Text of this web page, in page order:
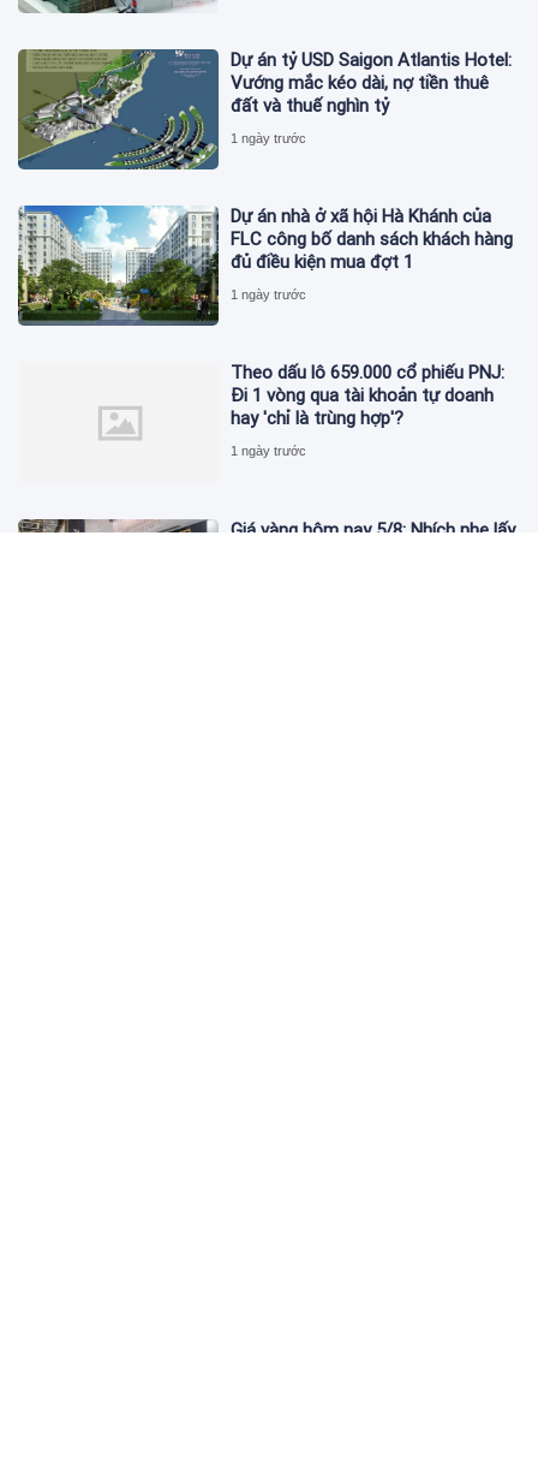
Dự án tỷ USD Saigon Atlantis Hotel:
Vướng mắc kéo dài, nợ tiền thuê
đất và thuế nghìn tỷ
1 ngày trước
Dự án nhà ở xã hội Hà Khánh của
FLC công bố danh sách khách hàng
đủ điều kiện mua đợt 1
1 ngày trước
Theo dấu lô 659.000 cổ phiếu PNJ:
Đi 1 vòng qua tài khoản tự doanh
hay 'chỉ là trùng hợp'?
1 ngày trước
Giá vàng hôm nay 5/8: Nhích nhẹ lấy